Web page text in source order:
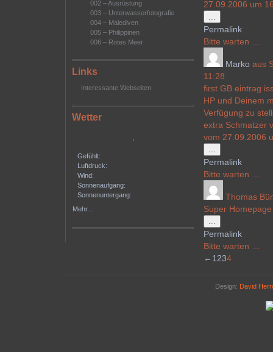
002 – Ausrüstung
003 – Unterwasserfotografie
004 – Malediven
005 – Philippinen
006 – Rotes Meer
Links
Interessante Webseiten
Wetter
Gefühlt:
Luftdruck:
Wind:
Sonnenaufgang:
Sonnenuntergang:
Mehr...
27.09.2006 um
...
Metabox
ein-/ausblenden.
Permalink
Bitte warten …
Marko aus
11:28
first GB eintrag
HP und Deinem
Verfügung zu
extra Schmatzer
vom 27.09.2006
...
Metabox
ein-/ausblenden.
Permalink
Bitte warten …
Thomas
Super
...
Metabox
ein-/ausblenden.
Permalink
Bitte warten …
Navigation
Gästebuchliste
← 1234
Design: David